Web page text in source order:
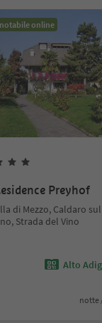
online
Preyhof
di Mezzo, Caldaro
Strada del Vino
Alto
notte